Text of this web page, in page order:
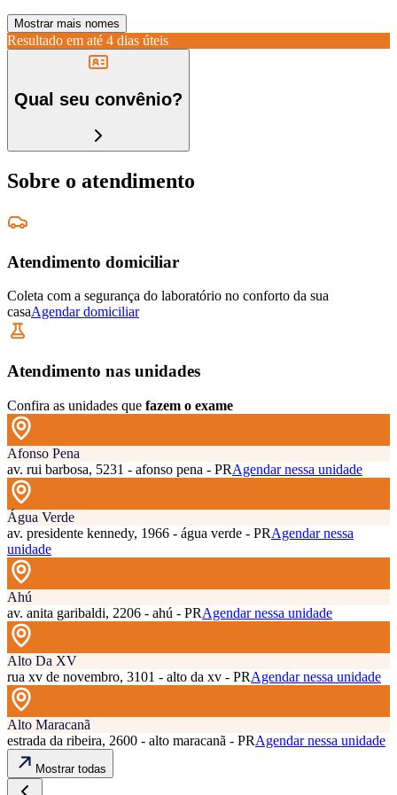
Mostrar mais nomes
Resultado em até 4 dias úteis
Qual seu convênio?
Sobre o atendimento
Atendimento domiciliar
Coleta com a segurança do laboratório no conforto da sua
casaAgendar domiciliar
Atendimento nas unidades
Confira as unidades que fazem o exame
Afonso Pena
av. rui barbosa, 5231 - afonso pena - PRAgendar nessa unidade
Água Verde
av. presidente kennedy, 1966 - água verde - PRAgendar nessa
unidade
Ahú
av. anita garibaldi, 2206 - ahú - PRAgendar nessa unidade
Alto Da XV
rua xv de novembro, 3101 - alto da xv - PRAgendar nessa unidade
Alto Maracanã
estrada da ribeira, 2600 - alto maracanã - PRAgendar nessa unidade
Mostrar todas